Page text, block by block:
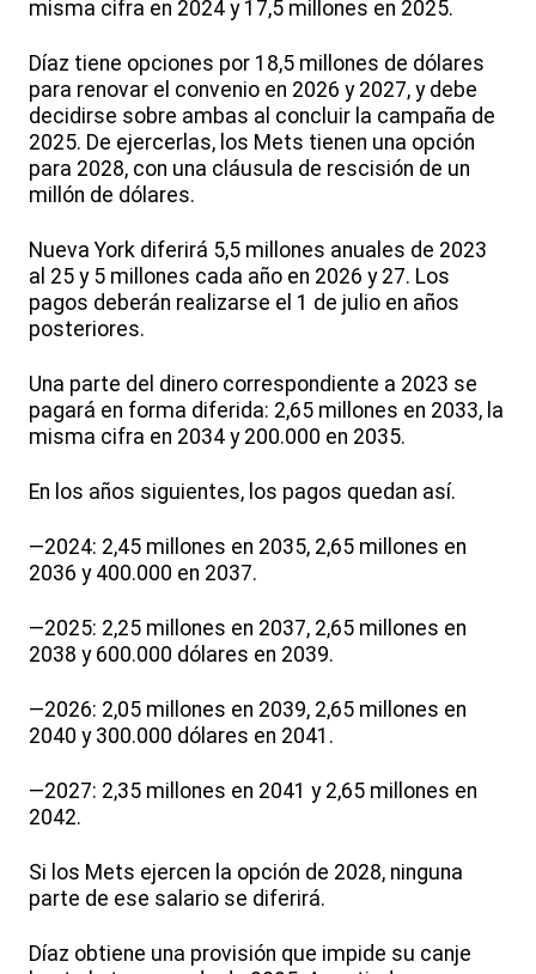
misma cifra en 2024 y 17,5 millones en 2025.
Díaz tiene opciones por 18,5 millones de dólares
para renovar el convenio en 2026 y 2027, y debe
decidirse sobre ambas al concluir la campaña de
2025. De ejercerlas, los Mets tienen una opción
para 2028, con una cláusula de rescisión de un
millón de dólares.
Nueva York diferirá 5,5 millones anuales de 2023
al 25 y 5 millones cada año en 2026 y 27. Los
pagos deberán realizarse el 1 de julio en años
posteriores.
Una parte del dinero correspondiente a 2023 se
pagará en forma diferida: 2,65 millones en 2033, la
misma cifra en 2034 y 200.000 en 2035.
En los años siguientes, los pagos quedan así.
—2024: 2,45 millones en 2035, 2,65 millones en
2036 y 400.000 en 2037.
—2025: 2,25 millones en 2037, 2,65 millones en
2038 y 600.000 dólares en 2039.
—2026: 2,05 millones en 2039, 2,65 millones en
2040 y 300.000 dólares en 2041.
—2027: 2,35 millones en 2041 y 2,65 millones en
2042.
Si los Mets ejercen la opción de 2028, ninguna
parte de ese salario se diferirá.
Díaz obtiene una provisión que impide su canje